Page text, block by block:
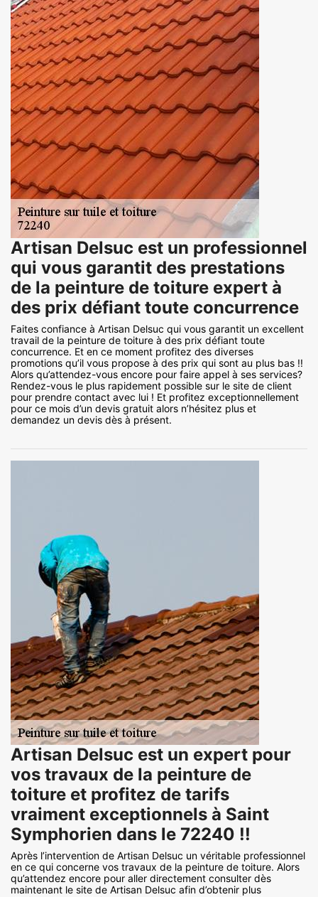
Artisan Delsuc est un professionnel
qui vous garantit des prestations
de la peinture de toiture expert à
des prix défiant toute concurrence
Faites confiance à Artisan Delsuc qui vous garantit un excellent
travail de la peinture de toiture à des prix défiant toute
concurrence. Et en ce moment profitez des diverses
promotions qu’il vous propose à des prix qui sont au plus bas !!
Alors qu’attendez-vous encore pour faire appel à ses services?
Rendez-vous le plus rapidement possible sur le site de client
pour prendre contact avec lui ! Et profitez exceptionnellement
pour ce mois d’un devis gratuit alors n’hésitez plus et
demandez un devis dès à présent.
Artisan Delsuc est un expert pour
vos travaux de la peinture de
toiture et profitez de tarifs
vraiment exceptionnels à Saint
Symphorien dans le 72240 !!
Après l’intervention de Artisan Delsuc un véritable professionnel
en ce qui concerne vos travaux de la peinture de toiture. Alors
qu’attendez encore pour aller directement consulter dès
maintenant le site de Artisan Delsuc afin d’obtenir plus